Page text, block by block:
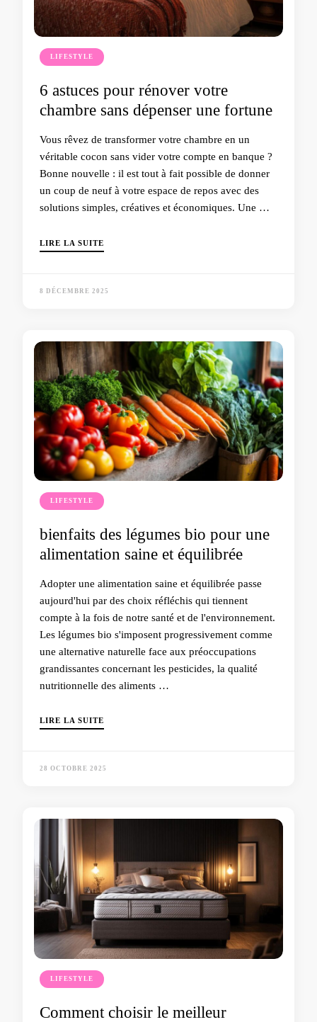
LIFESTYLE
6 astuces pour rénover votre
chambre sans dépenser une fortune
Vous rêvez de transformer votre chambre en un
véritable cocon sans vider votre compte en banque ?
Bonne nouvelle : il est tout à fait possible de donner
un coup de neuf à votre espace de repos avec des
solutions simples, créatives et économiques. Une …
LIRE LA SUITE
8 DÉCEMBRE 2025
LIFESTYLE
bienfaits des légumes bio pour une
alimentation saine et équilibrée
Adopter une alimentation saine et équilibrée passe
aujourd'hui par des choix réfléchis qui tiennent
compte à la fois de notre santé et de l'environnement.
Les légumes bio s'imposent progressivement comme
une alternative naturelle face aux préoccupations
grandissantes concernant les pesticides, la qualité
nutritionnelle des aliments …
LIRE LA SUITE
28 OCTOBRE 2025
LIFESTYLE
Comment choisir le meilleur